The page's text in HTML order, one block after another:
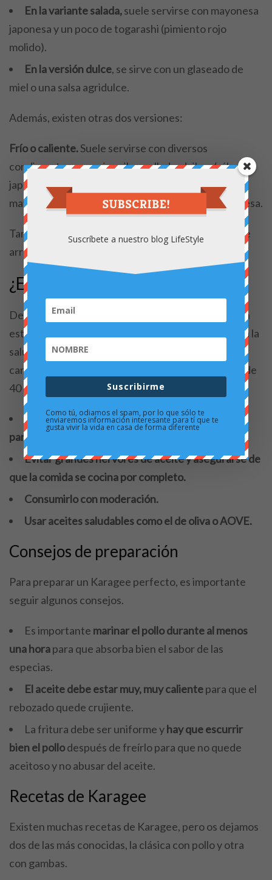
En la variante salada,suele servirse con mayonesa
japonesa y un poco de togarashi (pimiento rojo
molido).
En la versión dulce, se sirve con un glaseado de
miel o una salsa agridulce.
Además, existen otras dos versiones:
Frío o caliente.Suele servirse con diversos
condimentos, como jengibre rallado, daikon (rábano
japonés), hojas de shiso, semillas de sésamo,
mayonesa y karashi, una especie de mostaza japonesa.
También se sirve popularmente sobre un cuenco de
arroz blanco para acompañar.
¿Es sano el Karagee?
Debido a la gran cantidad de aceite que se utiliza en
este proceso de cocción, puede ser perjudicial para la
salud si consumes aceite en exceso. Recuerda, la
cantidad máxima de aceite que debes consumir es de
40 gramos. Existen trucos para evitar tanto aceite.
Envolver con papel el pollo o trozos de Karagee
para evitar tanto aceite.
Evitar grandes hervores de aceite y asegurarse de
que la comida se cocina por completo.
Consumirlo con moderación.
Usar aceites saludables como el de oliva o AOVE.
Consejos de preparación
Para preparar un Karagee perfecto, es importante
seguir algunos consejos.
Es importante marinar el pollo durante al menos
una horapara que absorba bien el sabor de las
especias.
El aceite debe estar muy, muy calientepara que el
rebozado quede crujiente.
La fritura debe ser uniforme yhay que escurrir
bien el pollodespués de freírlo para que no quede
aceitoso y no abusar del aceite.
Recetas de Karagee
Existen muchas recetas de Karagee, pero os dejamos
dos de las más conocidas, la clásica con pollo y otra
con gambas.
Suscríbete a nuestro blog LifeStyle
Suscribirme
Como tú, odiamos el spam, por lo que sólo te
enviaremos información interesante para tí que te
gusta vivir la vida en casa de forma diferente